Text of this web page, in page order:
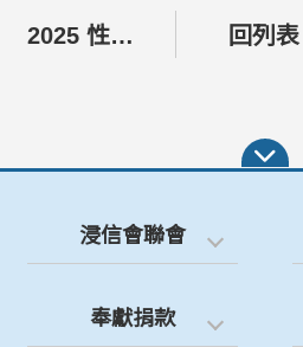
2025 性格管理學ICRT訓練系統 回列表
浸信會聯會
奉獻捐款